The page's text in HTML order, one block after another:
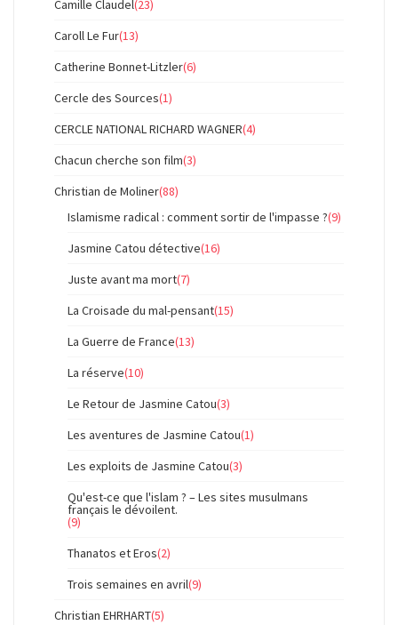
Camille Claudel(23)
Caroll Le Fur(13)
Catherine Bonnet-Litzler(6)
Cercle des Sources(1)
CERCLE NATIONAL RICHARD WAGNER(4)
Chacun cherche son film(3)
Christian de Moliner(88)
Islamisme radical : comment sortir de l'impasse ?(9)
Jasmine Catou détective(16)
Juste avant ma mort(7)
La Croisade du mal-pensant(15)
La Guerre de France(13)
La réserve(10)
Le Retour de Jasmine Catou(3)
Les aventures de Jasmine Catou(1)
Les exploits de Jasmine Catou(3)
Qu'est-ce que l'islam ? – Les sites musulmans
français le dévoilent.
(9)
Thanatos et Eros(2)
Trois semaines en avril(9)
Christian EHRHART(5)